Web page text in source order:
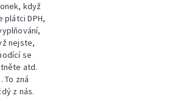
když
plátci DPH,
nejste,
se
atd.
To zná
z nás.